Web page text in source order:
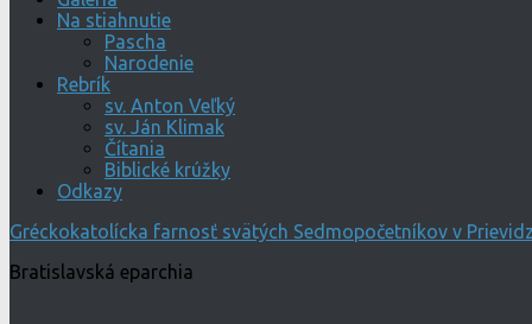
Na stiahnutie
Pascha
Narodenie
Rebrík
sv. Anton Veľký
sv. Ján Klimak
Čítania
Biblické krúžky
Odkazy
Gréckokatolícka farnosť svätých Sedmopočetníkov v
Bratislavská eparchia